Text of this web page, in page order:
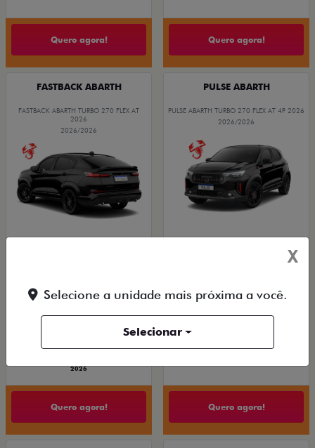
Quero agora! Quero agora!
FASTBACK ABARTH
FASTBACK ABARTH TURBO 270 FLEX AT
2026
2026/2026
SAIA DE FIAT 0KM
PESSOA FÍSICA
ENTRADA DE R$ 118.434,84 +18
2026
Quero agora!
PULSE ABARTH
PULSE ABARTH TURBO 270 FLEX AT 4P 2026
2026/2026
PARCELAS DE R$ 2.759,00
PULSE ABARTH TURBO 270 FLEX AT 4P
Quero agora!
X
Selecione a unidade mais próxima a você.
Selecionar